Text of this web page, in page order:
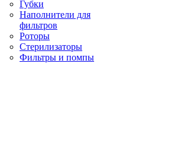
Губки
Наполнители для
фильтров
Роторы
Стерилизаторы
Фильтры и помпы